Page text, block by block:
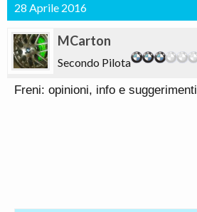
28 Aprile 2016
MCarton
Secondo Pilota
Freni: opinioni, info e suggerimenti